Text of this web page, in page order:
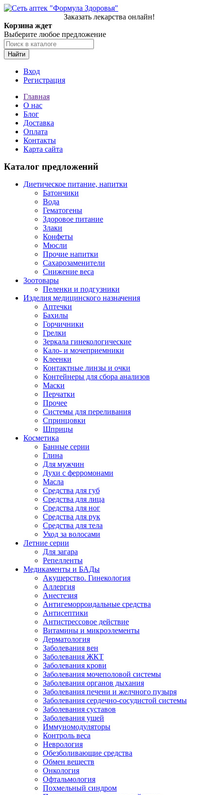
Заказать лекарства онлайн!
Корзина ждет
Выберите любое предложение
Найти
Вход
Регистрация
Главная
О нас
Блог
Доставка
Оплата
Контакты
Карта сайта
Каталог предложений
Диетическое питание, напитки
Батончики
Вода
Гематогены
Здоровое питание
Злаки
Конфеты
Мюсли
Прочие напитки
Сахарозаменители
Снижение веса
Зоотовары
Пеленки и подгузники
Изделия медицинского назначения
Аптечки
Бахилы
Горчичники
Грелки
Зеркала гинекологические
Кало- и мочеприемники
Клеенки
Контактные линзы и очки
Контейнеры для сбора анализов
Маски
Перчатки
Прочее
Системы для переливания
Спринцовки
Шприцы
Косметика
Банные серии
Глина
Для мужчин
Духи с ферромонами
Масла
Средства для губ
Средства для лица
Средства для ног
Средства для рук
Средства для тела
Уход за волосами
Летние серии
Для загара
Репелленты
Медикаменты и БАДы
Акушерство. Гинекология
Аллергия
Анестезия
Антигеморроидальные средства
Антисептики
Антистрессовое действие
Витамины и микроэлементы
Дерматология
Заболевания вен
Заболевания ЖКТ
Заболевания крови
Заболевания мочеполовой системы
Заболевания органов дыхания
Заболевания печени и желчного пузыря
Заболевания сердечно-сосудистой системы
Заболевания суставов
Заболевания ушей
Иммуномодуляторы
Контроль веса
Неврология
Обезболивающие средства
Обмен веществ
Онкология
Офтальмология
Похмельный синдром